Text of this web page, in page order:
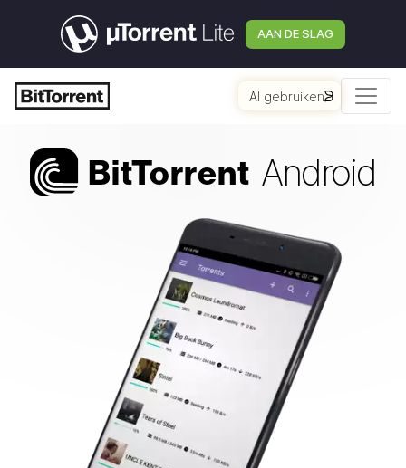
AAN DE SLAG
AI gebruiken
BitTorrent Android